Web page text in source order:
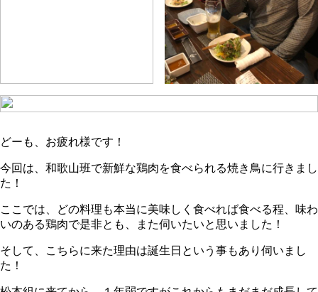
どーも、お疲れ様です！
今回は、和歌山班で新鮮な鶏肉を食べられる焼き鳥に行きまし
た！
ここでは、どの料理も本当に美味しく食べれば食べる程、味わ
いのある鶏肉で是非とも、また伺いたいと思いました！
そして、こちらに来た理由は誕生日という事もあり伺いまし
た！